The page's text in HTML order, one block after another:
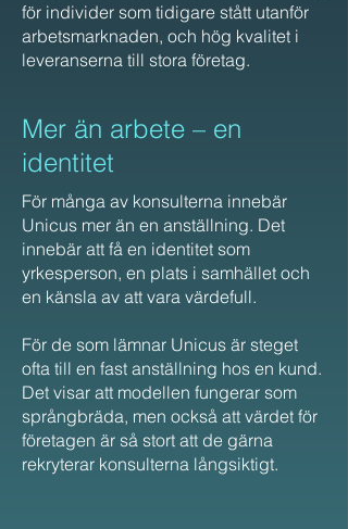
för individer som tidigare stått utanför
arbetsmarknaden, och hög kvalitet i
leveranserna till stora företag.
Mer än arbete – en
identitet
För många av konsulterna innebär
Unicus mer än en anställning. Det
innebär att få en identitet som
yrkesperson, en plats i samhället och
en känsla av att vara värdefull.
För de som lämnar Unicus är steget
ofta till en fast anställning hos en kund.
Det visar att modellen fungerar som
språngbräda, men också att värdet för
företagen är så stort att de gärna
rekryterar konsulterna långsiktigt.